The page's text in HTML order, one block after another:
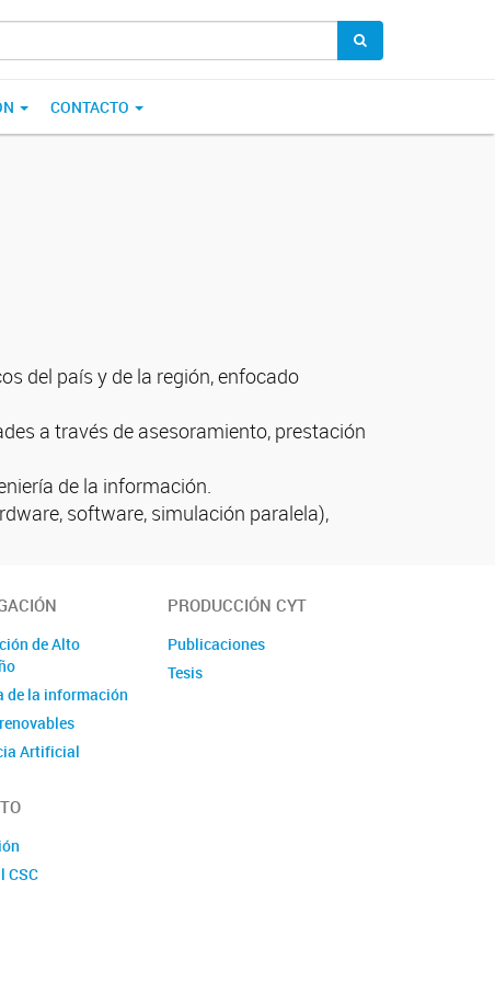
CONTACTO
del país y de la región, enfocado
a través de asesoramiento, prestación
de la información.
software, simulación paralela),
de Alto
de la información
Artificial
PRODUCCIÓN CYT
Publicaciones
Tesis
CSC